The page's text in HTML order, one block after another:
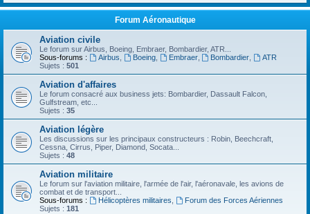
Forum Aéronautique
Aviation civile
Le forum sur Airbus, Boeing, Embraer, Bombardier, ATR...
Sous-forums :
Airbus Boeing, Embraer, Bombardier
ATR
Sujets : 501
Aviation d'affaires
Le forum consacré aux business jets: Bombardier, Dassault Falcon,
Gulfstream, etc...
Sujets : 35
Aviation légère
Les discussions sur les principaux constructeurs : Robin, Beechcraft,
Cessna, Cirrus, Piper, Diamond, Socata...
Sujets : 48
Aviation militaire
Le forum sur l'aviation militaire, l'armée de l'air, l'aéronavale, les avions de
combat et de transport...
Sous-forums :
Hélicoptères militaires
Forum des Forces Aériennes
Sujets : 181